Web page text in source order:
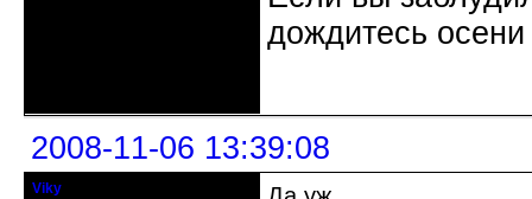
дождитесь
2008-11-06 13:39:08
Viky